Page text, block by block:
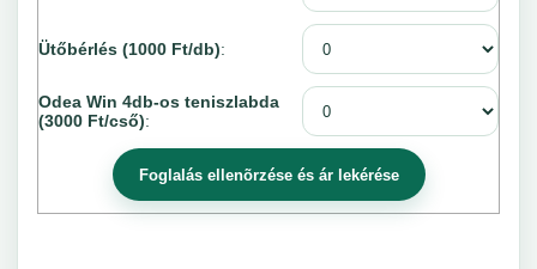
Ütőbérlés (1000 Ft/db):
Odea Win 4db-os teniszlabda
(3000 Ft/cső):